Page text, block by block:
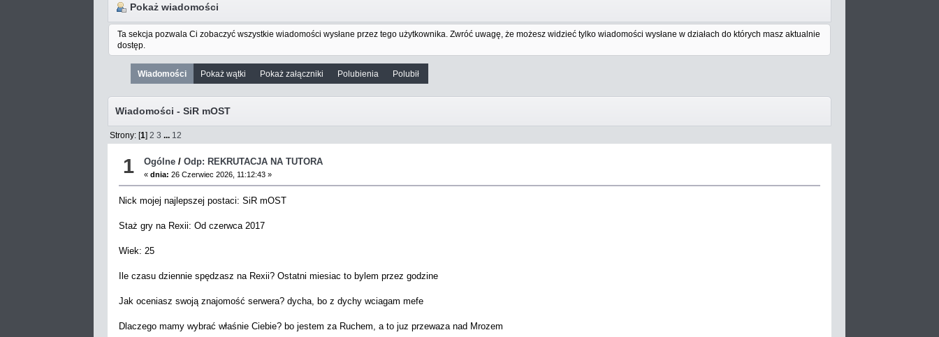
Pokaż wiadomości
Ta sekcja pozwala Ci zobaczyć wszystkie wiadomości wysłane przez tego użytkownika. Zwróć uwagę, że możesz widzieć tylko wiadomości wysłane w działach do których masz aktualnie
dostęp.
Wiadomości Pokaż wątki Pokaż załączniki Polubienia Polubił
Wiadomości - SiR mOST
Strony: [1] 2 3 ... 12
1 Ogólne /Odp: REKRUTACJA NA TUTORA
«dnia: 26 Czerwiec 2026, 11:12:43 »
Nick mojej najlepszej postaci: SiR mOST
Staż gry na Rexii: Od czerwca 2017
Wiek: 25
Ile czasu dziennie spędzasz na Rexii? Ostatni miesiac to bylem przez godzine
Jak oceniasz swoją znajomość serwera? dycha, bo z dychy wciagam mefe
Dlaczego mamy wybrać właśnie Ciebie? bo jestem za Ruchem, a to juz przewaza nad Mrozem